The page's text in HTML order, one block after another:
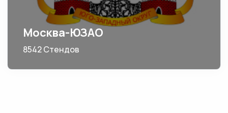
Москва-ЮЗАО
8542 Стендов